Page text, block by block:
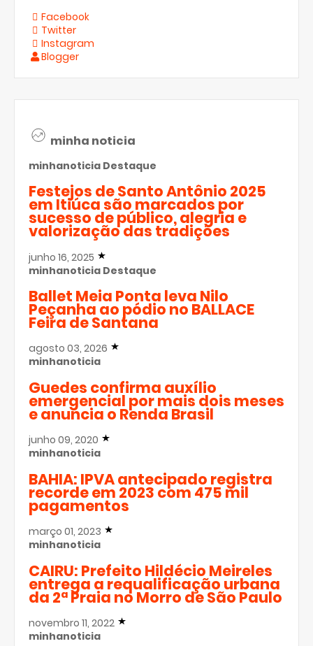
Facebook
Twitter
Instagram
Blogger
minha noticia
minhanoticia Destaque
Festejos de Santo Antônio 2025
em Itiúca são marcados por
sucesso de público, alegria e
valorização das tradições
junho 16, 2025
minhanoticia Destaque
Ballet Meia Ponta leva Nilo
Peçanha ao pódio no BALLACE
Feira de Santana
agosto 03, 2026
minhanoticia
Guedes confirma auxílio
emergencial por mais dois meses
e anuncia o Renda Brasil
junho 09, 2020
minhanoticia
BAHIA: IPVA antecipado registra
recorde em 2023 com 475 mil
pagamentos
março 01, 2023
minhanoticia
CAIRU: Prefeito Hildécio Meireles
entrega a requalificação urbana
da 2ª Praia no Morro de São Paulo
novembro 11, 2022
minhanoticia